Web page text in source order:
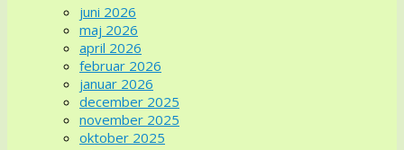
juni 2026
maj 2026
april 2026
februar 2026
januar 2026
december 2025
november 2025
oktober 2025